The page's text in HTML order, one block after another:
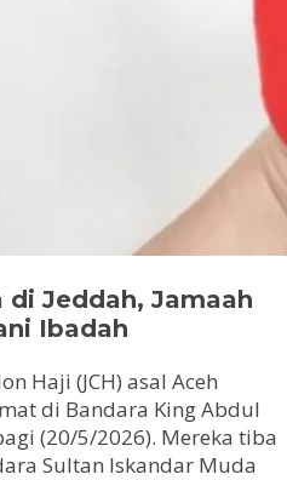
di Jeddah, Jamaah
Ibadah
Haji (JCH) asal Aceh
di Bandara King Abdul
(20/5/2026). Mereka tiba
Sultan Iskandar Muda